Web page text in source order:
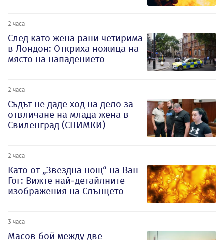
2 часа
След като жена рани четирима
в Лондон: Откриха ножица на
място на нападението
2 часа
Съдът не даде ход на дело за
отвличане на млада жена в
Свиленград (СНИМКИ)
2 часа
Като от „Звездна нощ“ на Ван
Гог: Вижте най-детайлните
изображения на Слънцето
3 часа
Масов бой между две